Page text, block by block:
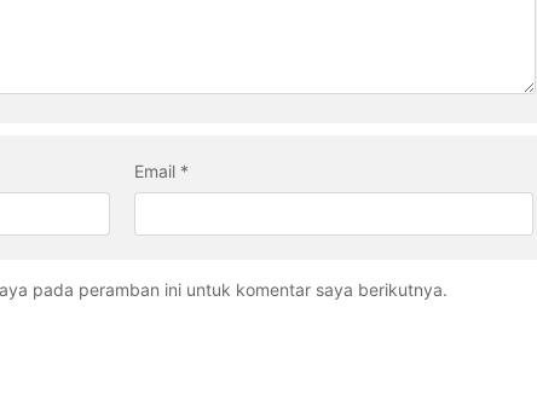
Email *
pada peramban ini untuk komentar saya berikutnya.